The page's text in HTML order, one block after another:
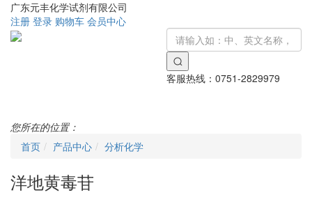
广东元丰化学试剂有限公司
注册 登录 购物车 会员中心
客服热线： 0751-2829979
您所在的位置：
首页
产品中心 分析化学
洋地黄毒苷